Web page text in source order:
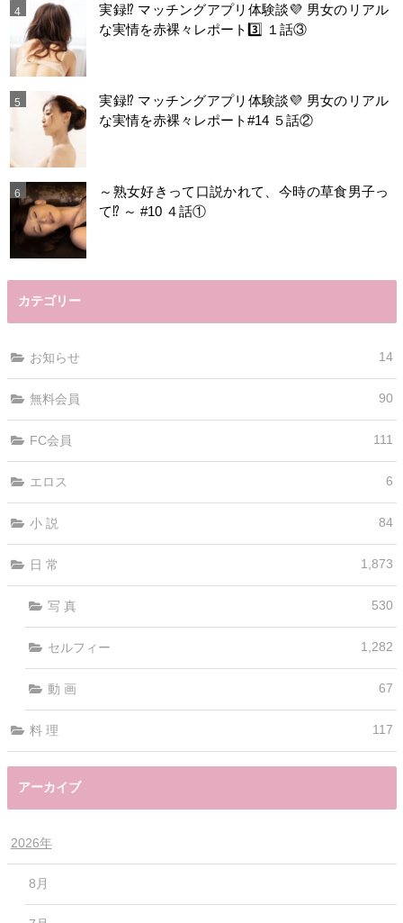
実録⁉️ マッチングアプリ体験談💜 男女のリアル
な実情を赤裸々レポート3️⃣ １話③
実録⁉️ マッチングアプリ体験談💜 男女のリアル
な実情を赤裸々レポート#14 ５話②
～熟女好きって口説かれて、今時の草食男子っ
て⁉️ ～ #10 ４話①
カテゴリー
お知らせ 14
無料会員 90
FC会員 111
エロス 6
小 説 84
日 常 1,873
写 真 530
セルフィー 1,282
動 画 67
料 理 117
アーカイブ
2026年
8月